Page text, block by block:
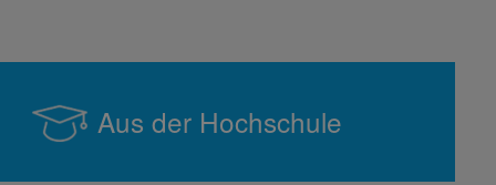
Aus der Hochschule